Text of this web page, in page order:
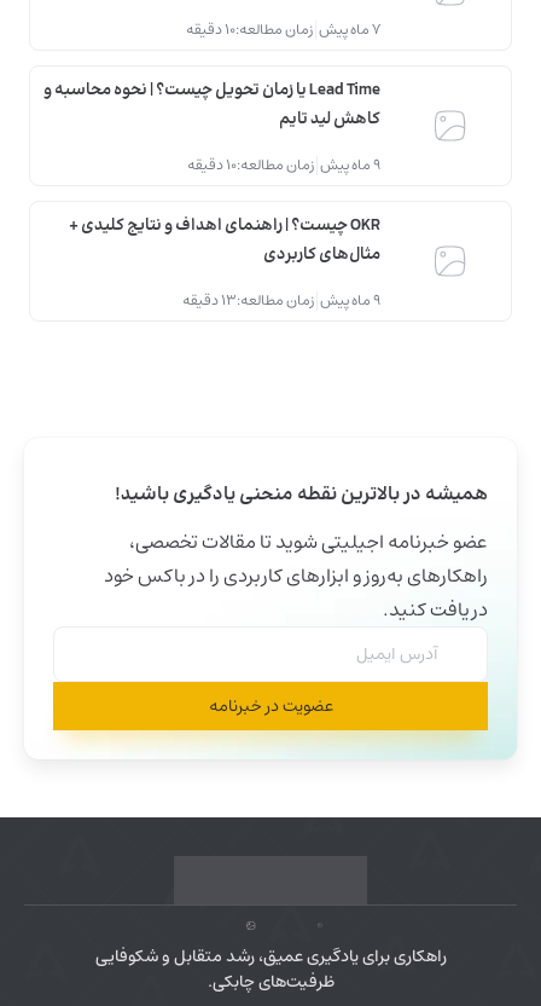
7 ماه پیش زمان مطالعه:10 دقیقه
Lead Time یا زمان تحویل چیست؟ | نحوه محاسبه و
کاهش لید تایم
9 ماه پیش زمان مطالعه:10 دقیقه
OKR چیست؟ | راهنمای اهداف و نتایج کلیدی +
مثال‌های کاربردی
9 ماه پیش زمان مطالعه:13 دقیقه
همیشه در بالاترین نقطه منحنی یادگیری باشید!
عضو خبرنامه اجیلیتی شوید تا مقالات تخصصی،
راهکارهای به‌روز و ابزارهای کاربردی را در باکس خود
دریافت کنید.
عضویت در خبرنامه
راهکاری برای یادگیری عمیق، رشد متقابل و شکوفایی
ظرفیت‌های چابکی.